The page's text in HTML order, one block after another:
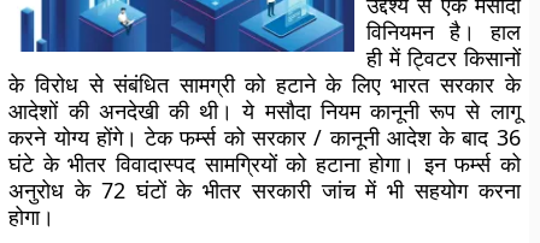
विनियमन है। हाल
ही में ट्विटर किसानों
के विरोध से संबंधित सामग्री को हटाने के लिए भारत सरकार के
आदेशों की अनदेखी की थी। ये मसौदा नियम कानूनी रूप से लागू
करने योग्य होंगे। टेक फर्म्स को सरकार / कानूनी आदेश के बाद 36
घंटे के भीतर विवादास्पद सामग्रियों को हटाना होगा। इन फर्म्स को
अनुरोध के 72 घंटों के भीतर सरकारी जांच में भी सहयोग करना
होगा।